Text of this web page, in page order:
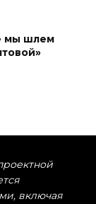
мы шлем
включая